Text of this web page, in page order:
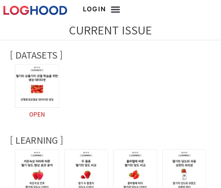
LOGIN
CURRENT ISSUE
[ DATASETS ]
OPEN
[ LEARNING ]